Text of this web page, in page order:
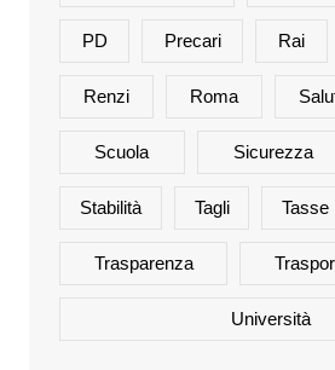
PD Precari Rai
Renzi Roma
Scuola Sicurezza
Stabilità Tagli Tasse
Trasparenza
Università